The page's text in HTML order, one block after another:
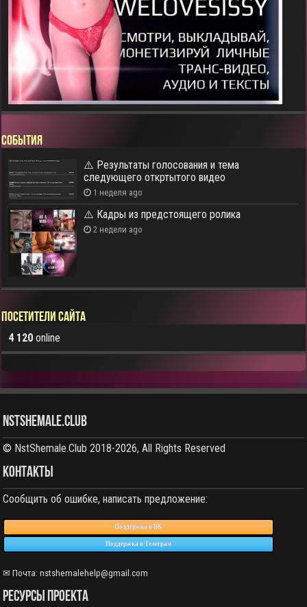
СОБЫТИЯ
⚠️ Результаты голосования и тема
следующего откртытого видео
1 неделя ago
⚠️ Кадры из предстоящего ролика
2 недели ago
Посетители сайта
4 120 online
NstShemale.Club
© NstShemale.Club 2018-2026, All Rights Reserved
КОНТАКТЫ
Сообщить об ошибке, написать предложение:
Поддержка в ВК
Поддержка в Телеграм
✉ Почта: nstshemalehelp@gmail.com
РЕСУРСЫ ПРОЕКТА